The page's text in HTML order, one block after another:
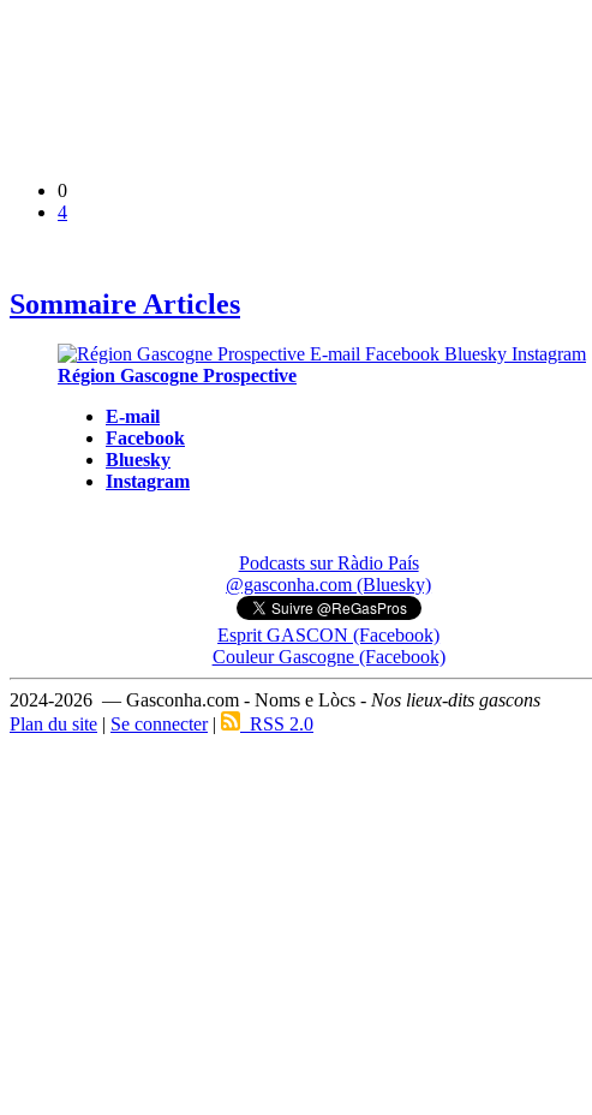
0
4
Sommaire Articles
Région Gascogne Prospective
E-mail
Facebook
Bluesky
Instagram
Podcasts sur Ràdio País
@gasconha.com (Bluesky)
Esprit GASCON (Facebook)
Couleur Gascogne (Facebook)
2024-2026 — Gasconha.com - Noms e Lòcs - Nos lieux-dits gascons
Plan du site
Se connecter| RSS 2.0